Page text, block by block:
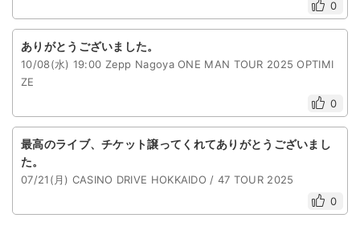
0
ありがとうございました。
10/08(水) 19:00 Zepp Nagoya ONE MAN TOUR 2025 OPTIMI
ZE
0
最高のライブ、チケット譲ってくれてありがとうございまし
た。
07/21(月) CASINO DRIVE HOKKAIDO / 47 TOUR 2025
0